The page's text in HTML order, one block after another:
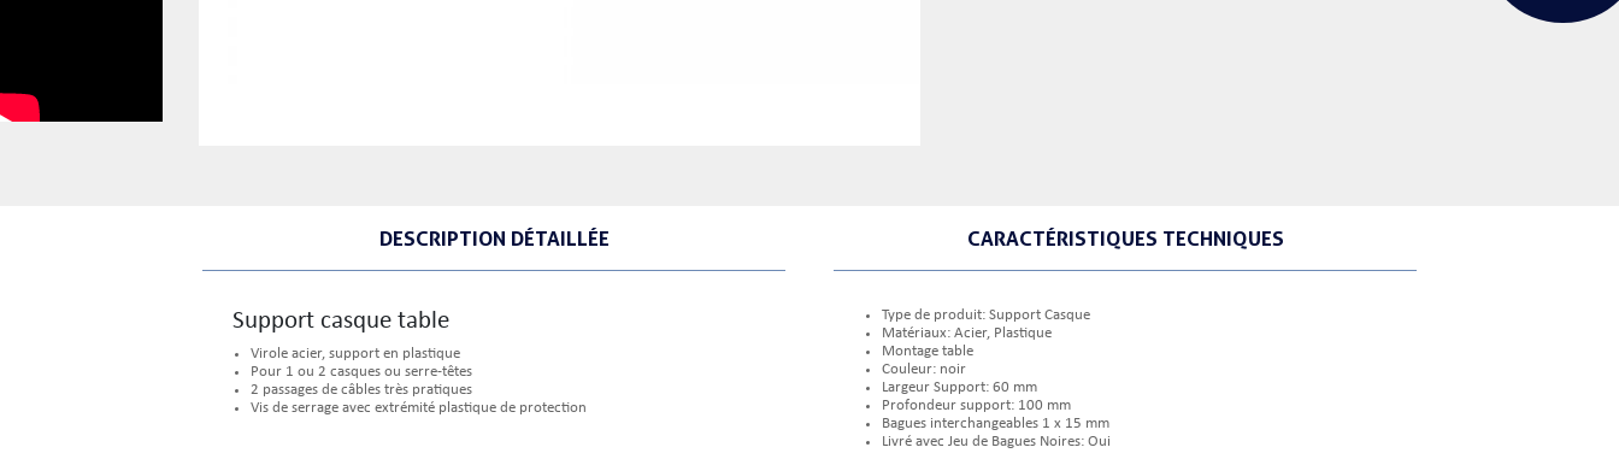
DESCRIPTION DÉTAILLÉE
​ Support casque table
Virole acier, support en plastique
Pour 1 ou 2 casques ou serre-têtes
2 passages de câbles très pratiques
Vis de serrage avec extrémité plastique de protection
CARACTÉRISTIQUES TECHNIQUES
Type de produit: Support Casque
Matériaux: Acier, Plastique
Montage table
Couleur: noir
Largeur Support: 60 mm
Profondeur support: 100 mm
Bagues interchangeables 1 x 15 mm
Livré avec Jeu de Bagues Noires: Oui